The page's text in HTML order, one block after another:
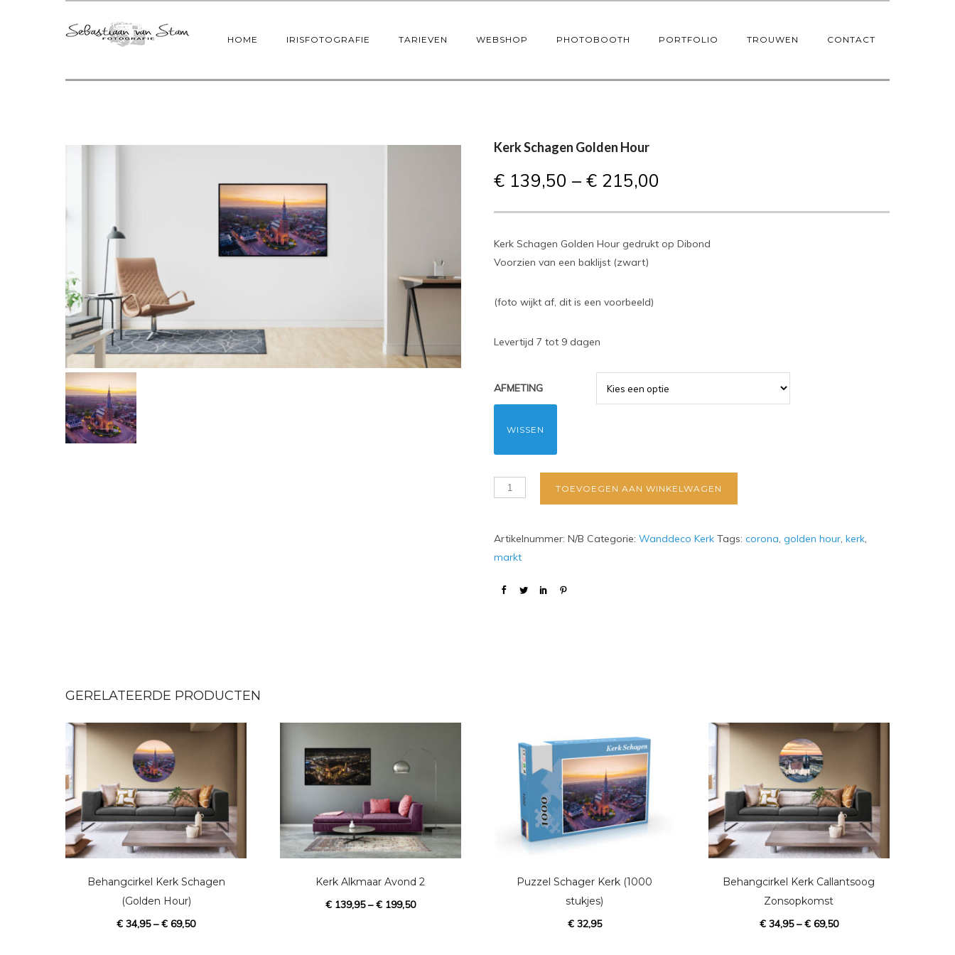
HOME IRISFOTOGRAFIE TARIEVEN WEBSHOP PHOTOBOOTH PORTFOLIO TROUWEN CONTACT
Kerk Schagen Golden Hour
€ 139,50 –€ 215,00
Kerk Schagen Golden Hour gedrukt op Dibond
Voorzien van een baklijst (zwart)
(foto wijkt af, dit is een voorbeeld)
Levertijd 7 tot 9 dagen
AFMETING
WISSEN
TOEVOEGEN AAN WINKELWAGEN
Artikelnummer:N/B Categorie:Wanddeco Kerk Tags:corona,golden hour,kerk,
markt
GERELATEERDE PRODUCTEN
Behangcirkel Kerk Schagen
(Golden Hour)
€ 34,95–€ 69,50
D
i
t
Kerk Alkmaar Avond 2
€139,95–€199,50
D
t
Puzzel Schager Kerk (1000
stukjes)
€32,95
Behangcirkel Kerk Callantsoog
Zonsopkomst
€34,95–€69,50
D
i
t
p